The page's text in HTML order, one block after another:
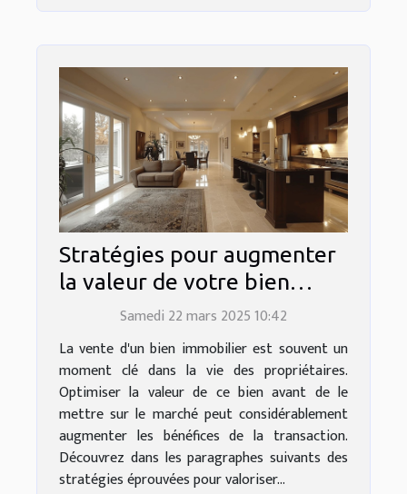
Stratégies pour augmenter
la valeur de votre bien
avant la vente
Samedi 22 mars 2025 10:42
La vente d'un bien immobilier est souvent un
moment clé dans la vie des propriétaires.
Optimiser la valeur de ce bien avant de le
mettre sur le marché peut considérablement
augmenter les bénéfices de la transaction.
Découvrez dans les paragraphes suivants des
stratégies éprouvées pour valoriser...